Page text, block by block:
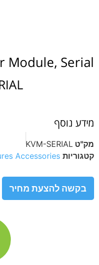
Module, Serial
מידע נוסף
מק"ט KVM-SERIAL
קטגוריות Accessories
בקשה להצעת מחיר